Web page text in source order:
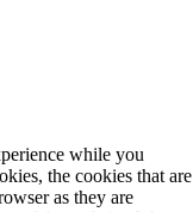
while you
the cookies that are
as they are